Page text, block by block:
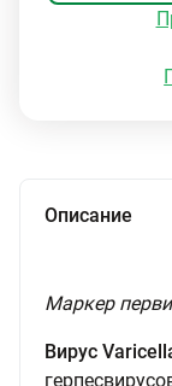
Описание
Маркер
Вирус